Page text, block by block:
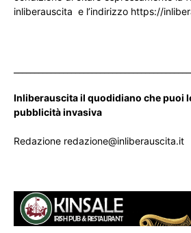
inliberauscita e l’indirizzo https://
Inliberauscita il quodidiano che puoi
pubblicità invasiva
Redazione redazione@inliberauscita.it